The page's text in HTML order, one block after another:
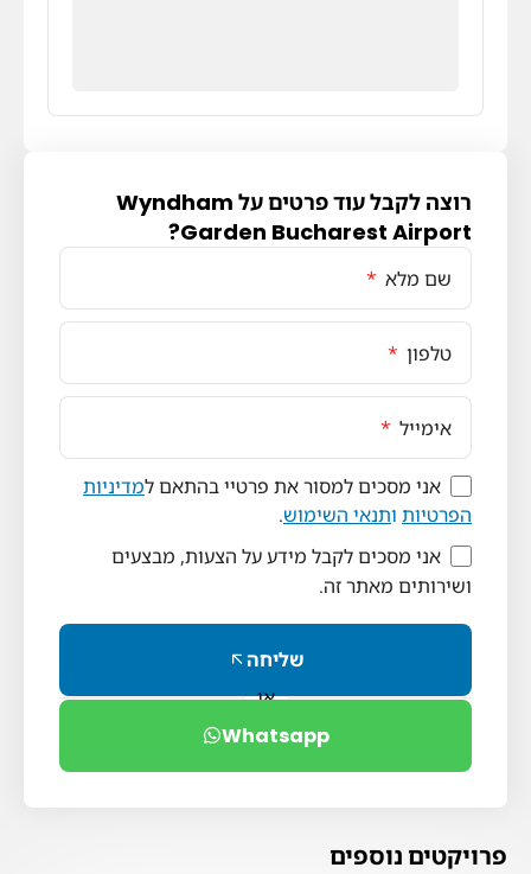
רוצה לקבל עוד פרטים על Wyndham
Garden Bucharest Airport?
שם מלא
טלפון
אימייל
אני מסכים למסור את פרטיי בהתאם למדיניות
הפרטיות ותנאי השימוש.
אני מסכים לקבל מידע על הצעות, מבצעים
ושירותים מאתר זה.
שליחה
או
Whatsapp
פרויקטים נוספים